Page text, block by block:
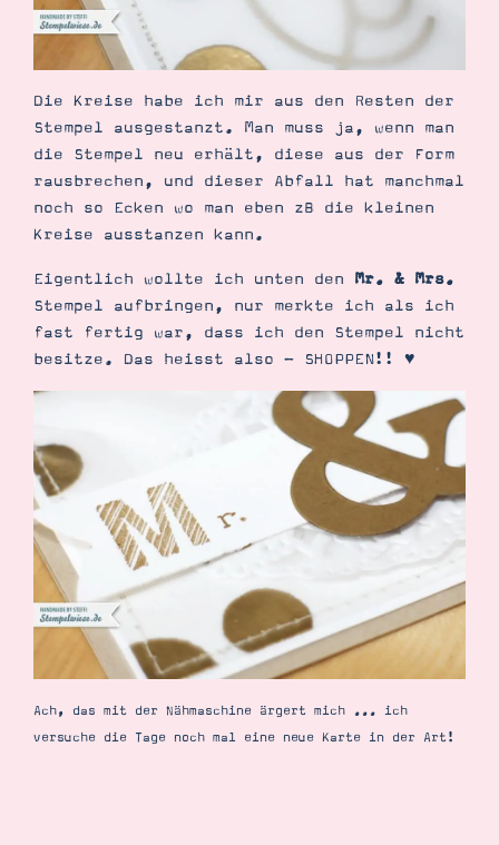
Suche Impressum Datenschutz
Die Kreise habe ich mir aus den Resten der
Stempel ausgestanzt. Man muss ja, wenn man
die Stempel neu erhält, diese aus der Form
rausbrechen, und dieser Abfall hat manchmal
noch so Ecken wo man eben zB die kleinen
Kreise ausstanzen kann.
Eigentlich wollte ich unten den Mr. & Mrs.
Stempel aufbringen, nur merkte ich als ich
fast fertig war, dass ich den Stempel nicht
besitze. Das heisst also - SHOPPEN!! ♥
Ach, das mit der Nähmaschine ärgert mich ... ich
versuche die Tage noch mal eine neue Karte in der Art!